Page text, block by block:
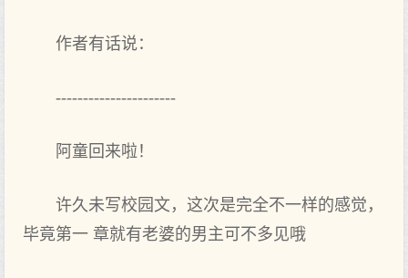
作者有话说：
----------------------
阿童回来啦！
许久未写校园文，这次是完全不一样的感觉，
毕竟第一 章就有老婆的男主可不多见哦